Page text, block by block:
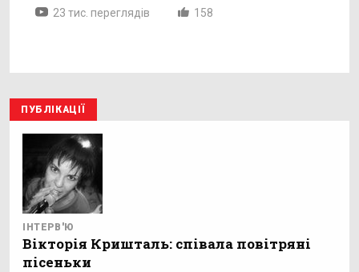
23 тис. переглядів 158
ПУБЛІКАЦІЇ
ІНТЕРВ'Ю
Вікторія Кришталь: співала повітряні
пісеньки